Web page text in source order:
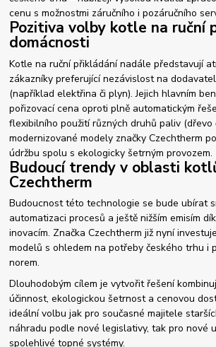
cenu s možnostmi záručního i pozáručního
Pozitiva volby kotle na ruční
domácnosti
Kotle na ruční přikládání nadále představují
zákazníky preferující nezávislost na
(například elektřina či plyn). Jejich hlavním
pořizovací cena oproti plně automatickým
flexibilního použití různých druhů paliv (dřevo
modernizované modely značky Czechtherm
údržbu spolu s ekologicky šetrným provozem.
Budoucí trendy v oblasti
Czechtherm
Budoucnost této technologie se bude ubírat
automatizaci procesů a ještě nižším emisím
inovacím. Značka Czechtherm již nyní
modelů s ohledem na potřeby českého trhu i
norem.
Dlouhodobým cílem je vytvořit řešení
účinnost, ekologickou šetrnost a cenovou
ideální volbu jak pro současné majitele
náhradu podle nové legislativy, tak pro nové
spolehlivé topné systémy.